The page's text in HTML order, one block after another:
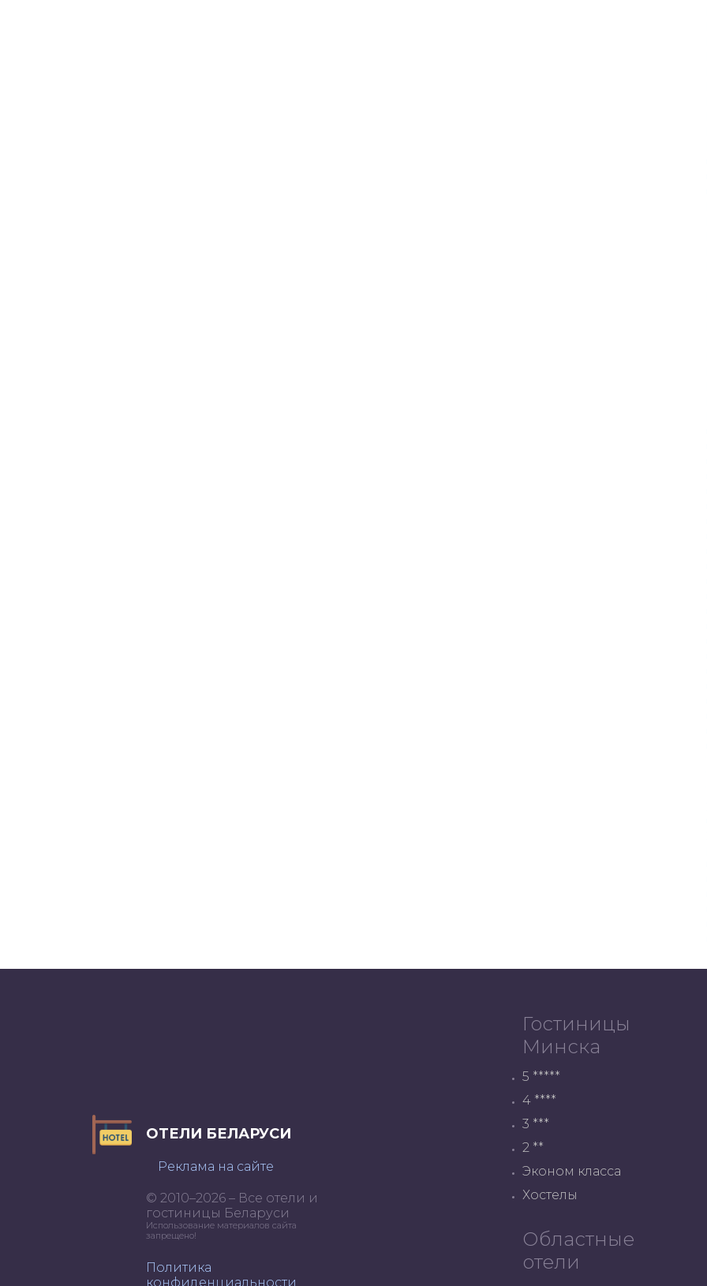
ОТЕЛИ БЕЛАРУСИ
Реклама на сайте
© 2010–2026 – Все отели и
гостиницы Беларуси
Использование материалов сайта
запрещено!
Политика
конфиденциальности
Гостиницы
Минска
5 *****
4 ****
3 ***
2 **
Эконом класса
Хостелы
Областные
отели